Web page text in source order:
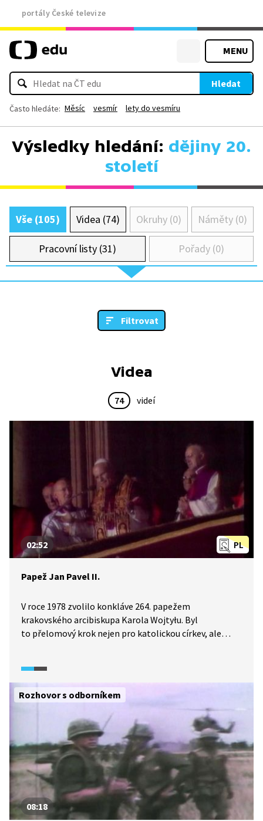
portály České televize
MENU
Hledat
Často hledáte: Měsíc vesmír lety do vesmíru
Výsledky hledání: dějiny 20.
století
Vše (105) Videa (74) Okruhy (0) Náměty (0)
Pracovní listy (31) Pořady (0)
Filtrovat
Videa
74 videí
PL
02:52
Papež Jan Pavel II.
V roce 1978 zvolilo konkláve 264. papežem
krakovského arcibiskupa Karola Wojtyłu. Byl
to přelomový krok nejen pro katolickou církev, ale
Rozhovor s odborníkem
08:18